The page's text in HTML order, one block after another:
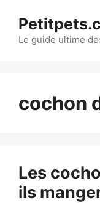
contenu
Le guide ultime
cochon
Les
ils